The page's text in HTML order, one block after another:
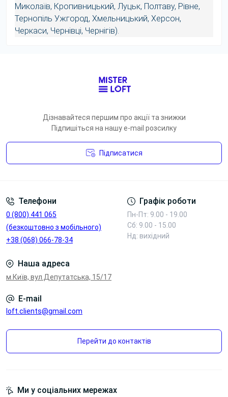
Миколаїв, Кропивницький, Луцьк, Полтаву, Рівне,
Тернопіль Ужгород, Хмельницький, Херсон,
Черкаси, Чернівці, Чернігів).
Дізнавайтеся першим про акції та знижки
Підпишіться на нашу e-mail розсилку
Підписатися
Телефони
0 (800) 441 065
(безкоштовно з мобільного)
+38 (068) 066-78-34
Графік роботи
Пн-Пт: 9.00 - 19.00
Сб: 9.00 - 15.00
Нд: вихідний
Наша адреса
м.Київ, вул.Депутатська, 15/17
E-mail
loft.clients@gmail.com
Перейти до контактів
Ми у соціальних мережах